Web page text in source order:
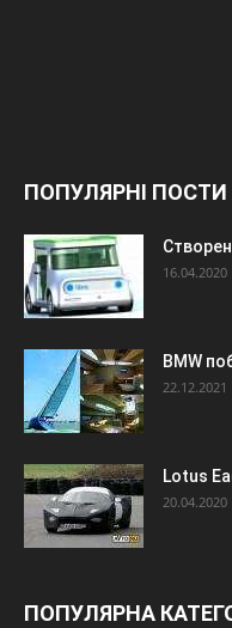
ПОПУЛЯРНІ ПОСТИ
16.04.2020
BMW
22.12.2021
Lotus
20.04.2020
ПОПУЛЯРНА